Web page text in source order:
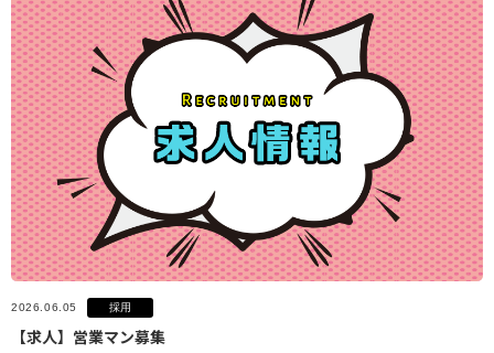
2026.06.05 採用
【求人】営業マン募集